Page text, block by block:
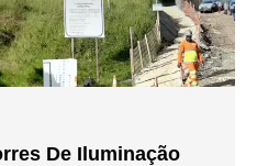
De Iluminação